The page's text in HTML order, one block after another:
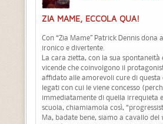
ZIA MAME, ECCOLA QUA!
Con “Zia Mame” Patrick Dennis
ironico e divertente.
La cara zietta, con la sua
vicende che coinvolgono il
affidato alle amorevoli cure di
legati con cui le viene concesso
immediatamente di quella irrequieta
scuola, chiamiamola così,
Ma, badate bene, siamo a cavallo